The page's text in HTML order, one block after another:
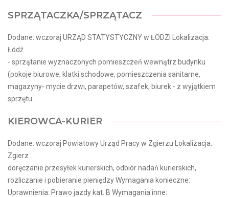
SPRZĄTACZKA/SPRZĄTACZ
Dodane: wczoraj URZĄD STATYSTYCZNY w ŁODZI Lokalizacja:
Łódź
- sprzątanie wyznaczonych pomieszczeń wewnątrz budynku
(pokoje biurowe, klatki schodowe, pomieszczenia sanitarne,
magazyny- mycie drzwi, parapetów, szafek, biurek - z wyjątkiem
sprzętu...
KIEROWCA-KURIER
Dodane: wczoraj Powiatowy Urząd Pracy w Zgierzu Lokalizacja:
Zgierz
doręczanie przesyłek kurierskich, odbiór nadań kurierskich,
rozliczanie i pobieranie pieniędzy Wymagania konieczne:
Uprawnienia: Prawo jazdy kat. B Wymagania inne: